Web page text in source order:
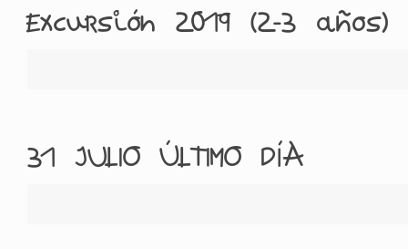
Excursión 2019 (2-3 años)
31 JULIO ÚLTIMO DÍA